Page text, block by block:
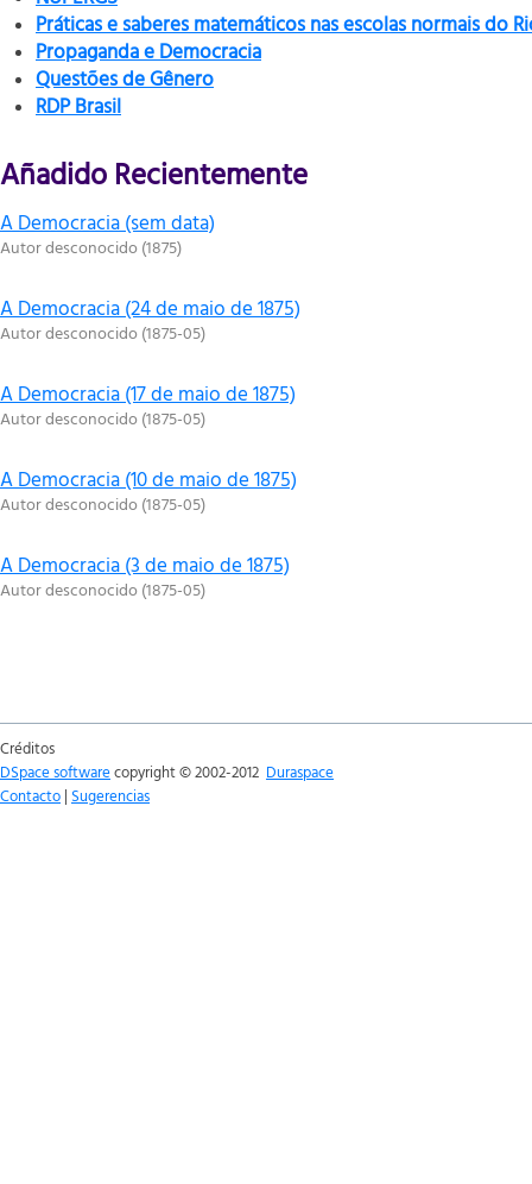
Práticas e saberes matemáticos nas escolas normais do
Propaganda e Democracia
Questões de Gênero
RDP Brasil
Añadido Recientemente
A Democracia (sem data)
Autor desconocido(1875)
A Democracia (24 de maio de 1875)
Autor desconocido(1875-05)
A Democracia (17 de maio de 1875)
Autor desconocido(1875-05)
A Democracia (10 de maio de 1875)
Autor desconocido(1875-05)
A Democracia (3 de maio de 1875)
Autor desconocido(1875-05)
Créditos
DSpace softwarecopyright © 2002-2012 Duraspace
Contacto | Sugerencias